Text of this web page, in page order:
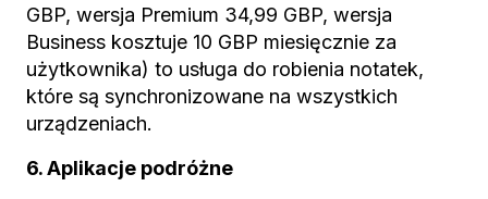
GBP, wersja Premium 34,99 GBP, wersja
Business kosztuje 10 GBP miesięcznie za
użytkownika) to usługa do robienia notatek,
które są synchronizowane na wszystkich
urządzeniach.
6. Aplikacje podróżne